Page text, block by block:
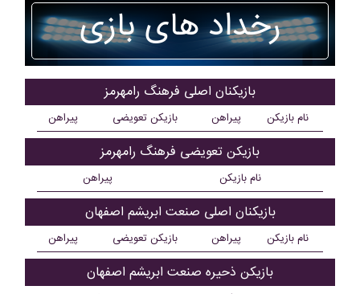
رخداد های بازی
بازیکنان اصلی فرهنگ رامهرمز
نام بازیکن پیراهن بازیکن تعویضی پیراهن
بازیکن تعویضی فرهنگ رامهرمز
نام بازیکن پیراهن
بازیکنان اصلی صنعت ابریشم اصفهان
نام بازیکن پیراهن بازیکن تعویضی پیراهن
بازیکن ذحیره صنعت ابریشم اصفهان